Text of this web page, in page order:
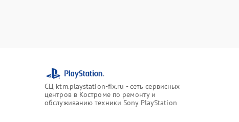
СЦ ktm.playstation-fix.ru - сеть сервисных
центров в Костроме по ремонту и
обслуживанию техники Sony PlayStation